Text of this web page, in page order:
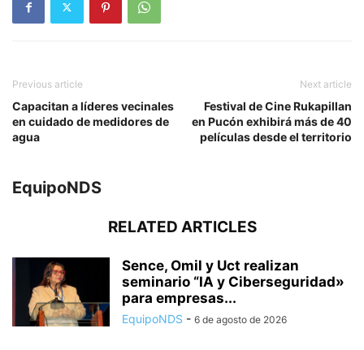
Previous article
Capacitan a líderes vecinales
en cuidado de medidores de
agua
Next article
Festival de Cine Rukapillan
en Pucón exhibirá más de 40
películas desde el territorio
EquipoNDS
RELATED ARTICLES
Sence, Omil y Uct realizan
seminario “IA y Ciberseguridad»
para empresas...
EquipoNDS - 6 de agosto de 2026